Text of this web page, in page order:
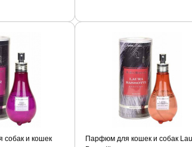
и кошек
Парфюм для кошек и собак